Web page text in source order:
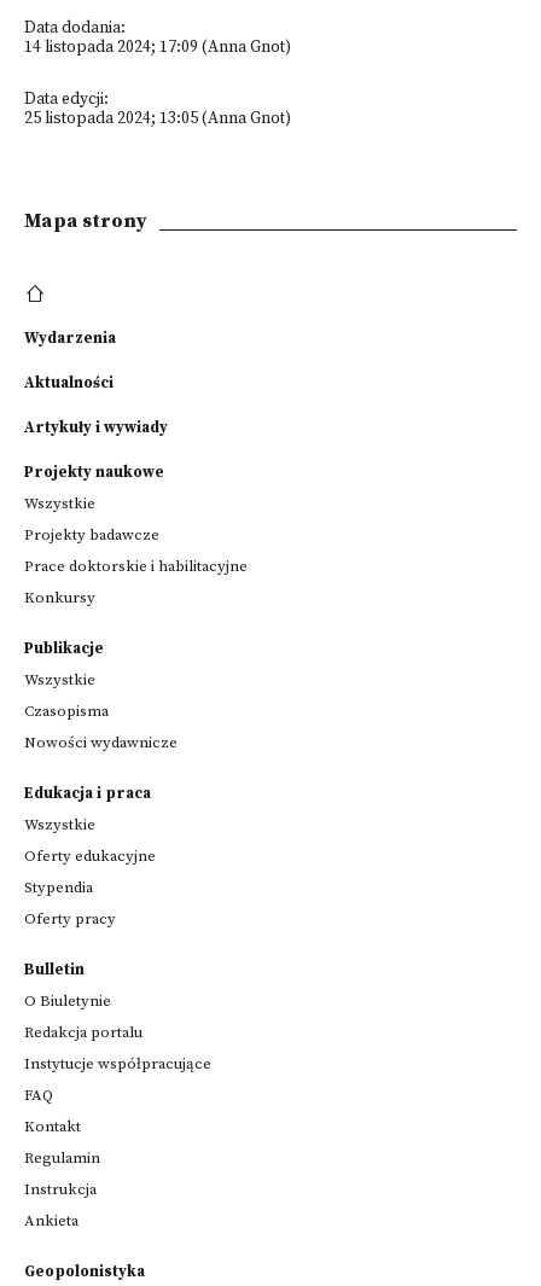
Data dodania:
14 listopada 2024; 17:09 (Anna Gnot)
Data edycji:
25 listopada 2024; 13:05 (Anna Gnot)
Mapa strony
Wydarzenia
Aktualności
Artykuły i wywiady
Projekty naukowe
Wszystkie
Projekty badawcze
Prace doktorskie i habilitacyjne
Konkursy
Publikacje
Wszystkie
Czasopisma
Nowości wydawnicze
Edukacja i praca
Wszystkie
Oferty edukacyjne
Stypendia
Oferty pracy
Bulletin
O Biuletynie
Redakcja portalu
Instytucje współpracujące
FAQ
Kontakt
Regulamin
Instrukcja
Ankieta
Geopolonistyka